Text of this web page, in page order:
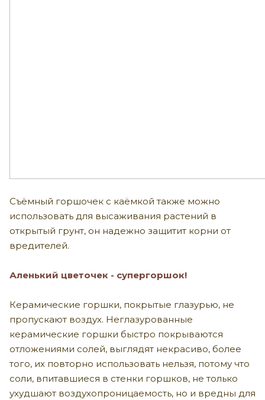
Съёмный горшочек с каёмкой также можно
использовать для высаживания растений в
открытый грунт, он надежно защитит корни от
вредителей.
Аленький цветочек - супергоршок!
Керамические горшки, покрытые глазурью, не
пропускают воздух. Неглазурованные
керамические горшки быстро покрываются
отложениями солей, выглядят некрасиво, более
того, их повторно использовать нельзя, потому что
соли, впитавшиеся в стенки горшков, не только
ухудшают воздухопроницаемость, но и вредны для